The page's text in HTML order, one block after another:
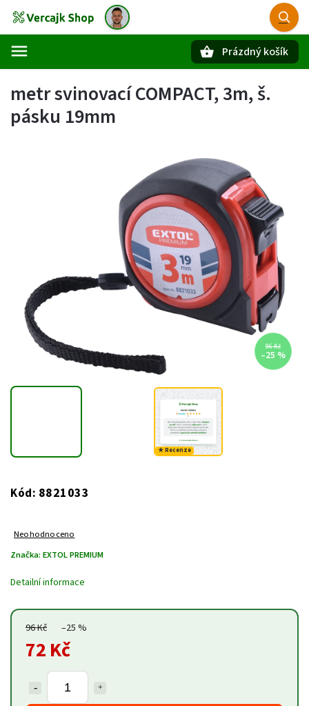
Prázdný košík
metr svinovací COMPACT, 3m, š.
pásku 19mm
96 Kč
–25 %
★ Recenze
Kód: 8821033
Neohodnoceno
Značka: EXTOL PREMIUM
96 Kč –25 %
72 Kč
Detailní informace